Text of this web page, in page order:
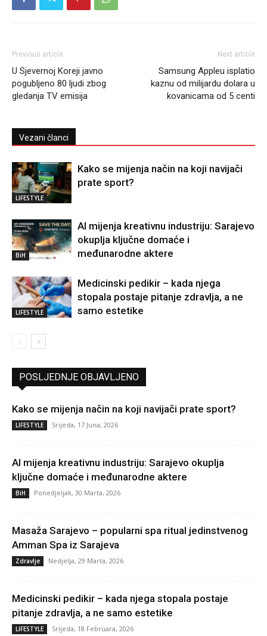
Previous article
U Sjevernoj Koreji javno
pogubljeno 80 ljudi zbog
gledanja TV emisija
Next article
Samsung Appleu isplatio
kaznu od milijardu dolara u
kovanicama od 5 centi
Vezani članci
LIFESTYLE
Kako se mijenja način na koji navijači
prate sport?
BiH
AI mijenja kreativnu industriju: Sarajevo
okuplja ključne domaće i
međunarodne aktere
LIFESTYLE
Medicinski pedikir – kada njega
stopala postaje pitanje zdravlja, a ne
samo estetike
POSLJEDNJE OBJAVLJENO
Kako se mijenja način na koji navijači prate sport?
LIFESTYLE Srijeda, 17 Juna, 2026
AI mijenja kreativnu industriju: Sarajevo okuplja
ključne domaće i međunarodne aktere
BiH Ponedjeljak, 30 Marta, 2026
Masaža Sarajevo – popularni spa ritual jedinstvenog
Amman Spa iz Sarajeva
Zdravlje Nedjelja, 29 Marta, 2026
Medicinski pedikir – kada njega stopala postaje
pitanje zdravlja, a ne samo estetike
LIFESTYLE Srijeda, 18 Februara, 2026